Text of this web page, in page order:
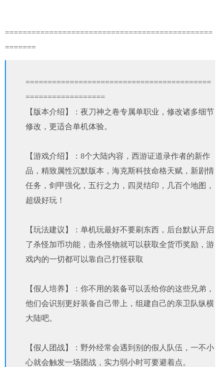
===============================================
=======
==========================================
==================
【版本介绍】：夜刀神之卷专属单职业，修改诸多细节
修改，更适合单机体验。
【游戏介绍】：8个大陆内容，西游证道录作者的新作
品，精致属性沉默版本，海克斯科技命格天赋，新剧情
任务，剑甲强化，五行之力，四灵结印，几百个地图，
超级好玩！
【玩法建议】：单机玩最好不要刷东西，后台默认开启
了杀怪加币功能，击杀怪物就可以获取全货币奖励，游
戏内的一切都可以靠自己打怪获取
【假人培养】：你不用的装备可以丢给你的这些兄弟，
他们会识别更好装备自己带上，组建自己的亲卫队纵横
大陆吧。
【假人团战】：野外经常会遇到别的假人队伍，一不小
心就会触发一场团战，实力弱小时可要避着点。